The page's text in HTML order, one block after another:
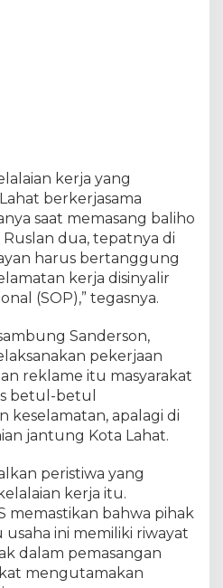
a
l
a
i
a
n
K
e
r
a
kerja yang
berkerjasama
saat memasang baliho
Ruslan dua, tepatnya di
harus bertanggung
kerja disinyalir
(SOP),” tegasnya.
Sanderson,
pekerjaan
reklame itu masyarakat
betul-betul
keselamatan, apalagi di
jantung Kota Lahat.
peristiwa yang
kerja itu.
memastikan bahwa pihak
usaha ini memiliki riwayat
dalam pemasangan
mengutamakan